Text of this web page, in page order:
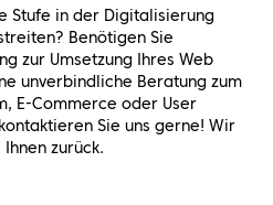
Stufe in der Digitalisierung
Benötigen Sie
zur Umsetzung Ihres Web
unverbindliche Beratung zum
E-Commerce oder User
Sie uns gerne! Wir
zurück.